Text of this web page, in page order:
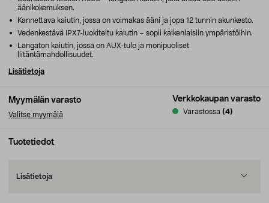
Myymälän varasto
Valitse myymälä
Verkkokaupan varasto
Varastossa (4)
äänikokemuksen.
Kannettava kaiutin, jossa on voimakas ääni ja jopa 12 tunnin akunkesto.
Vedenkestävä IPX7-luokiteltu kaiutin – sopii kaikenlaisiin ympäristöihin.
Langaton kaiutin, jossa on AUX-tulo ja monipuoliset
liitäntämahdollisuudet.
Lisätietoja
Tuotetiedot
Lisätietoja